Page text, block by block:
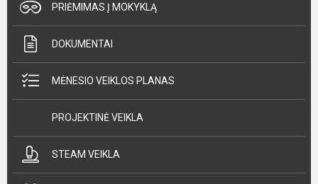
PRIĖMIMAS Į MOKYKLĄ
DOKUMENTAI
MĖNESIO VEIKLOS PLANAS
PROJEKTINĖ VEIKLA
STEAM VEIKLA